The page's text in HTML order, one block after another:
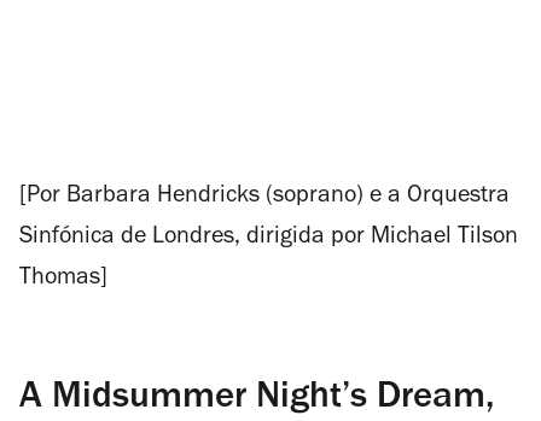
[Por Barbara Hendricks (soprano) e a Orquestra
Sinfónica de Londres, dirigida por Michael Tilson
Thomas]
A Midsummer Night’s Dream,